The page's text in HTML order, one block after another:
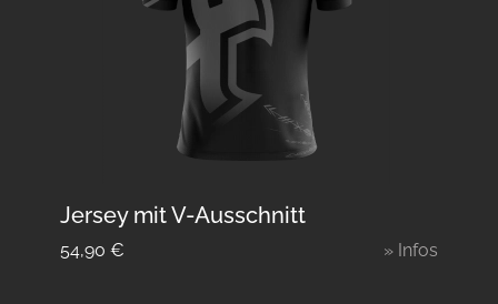
Jersey mit V-Ausschnitt
54,90 € » Infos